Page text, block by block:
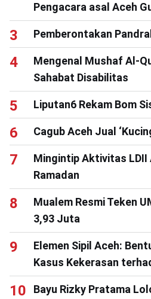
Pengacara asal Aceh
Pemberontakan
Mengenal Mushaf Al-
Sahabat Disabilitas
Liputan6 Rekam Bom
Cagub Aceh Jual
Mingintip Aktivitas LDII
Ramadan
Mualem Resmi Teken
3,93 Juta
Elemen Sipil Aceh:
Kasus Kekerasan
Bayu Rizky Pratama